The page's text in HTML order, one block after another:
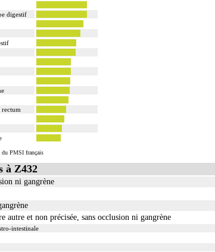
digestif
du PMSI français
à Z432
ni gangrène
autre et non précisée, sans occlusion ni gangrène
intestinale